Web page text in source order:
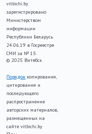
vitbichi.by
зарегистрировано
Министерством
информации
Республики Беларусь
24.06.19 в Госреестре
СМИ за № 15.
© 2025 Витебск
Порядок копирования,
цитирования и
последующего
распространение
авторских материалов,
размещенных на
сайте vitbichi.by